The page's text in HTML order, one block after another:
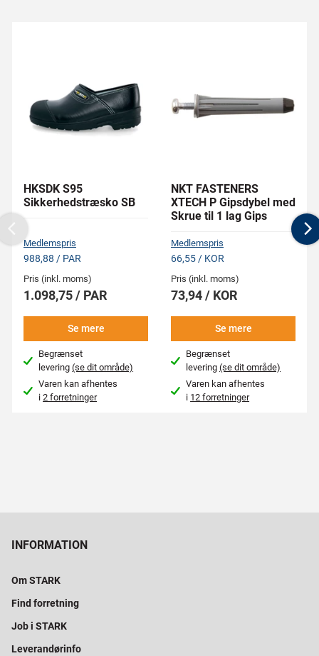
HKSDK S95
Sikkerhedstræsko SB
Medlemspris
988,88 / PAR
Pris (inkl. moms)
1.098,75 / PAR
Se mere
Begrænset
levering(se dit område)
Varen kan afhentes
i2 forretninger
NKT FASTENERS
XTECH P Gipsdybel med
Skrue til 1 lag Gips
Medlemspris
66,55 / KOR
Pris (inkl. moms)
73,94 / KOR
Se mere
Begrænset
levering(se dit område)
Varen kan afhentes
i 12 forretninger
Previous
INFORMATION
Om STARK
Find forretning
Job i STARK
Leverandørinfo